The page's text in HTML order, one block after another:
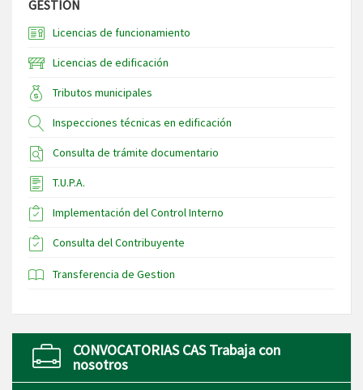
GESTIÓN
Licencias de funcionamiento
Licencias de edificación
Tributos municipales
Inspecciones técnicas en edificación
Consulta de trámite documentario
T.U.P.A.
Implementación del Control Interno
Consulta del Contribuyente
Transferencia de Gestion
CONVOCATORIAS CAS Trabaja con
nosotros